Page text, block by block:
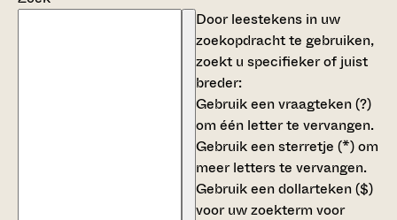
Door leestekens in uw
zoekopdracht te gebruiken,
zoekt u specifieker of juist
breder:
Gebruik eenvraagteken (?)
om één letter te vervangen.
Gebruik eensterretje (*)om
meer letters te vervangen.
Gebruik eendollarteken ($)
voor uw zoekterm voor